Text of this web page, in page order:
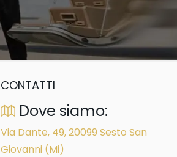
CONTATTI
Dove siamo:
Via Dante, 49, 20099 Sesto San
Giovanni (Mi)